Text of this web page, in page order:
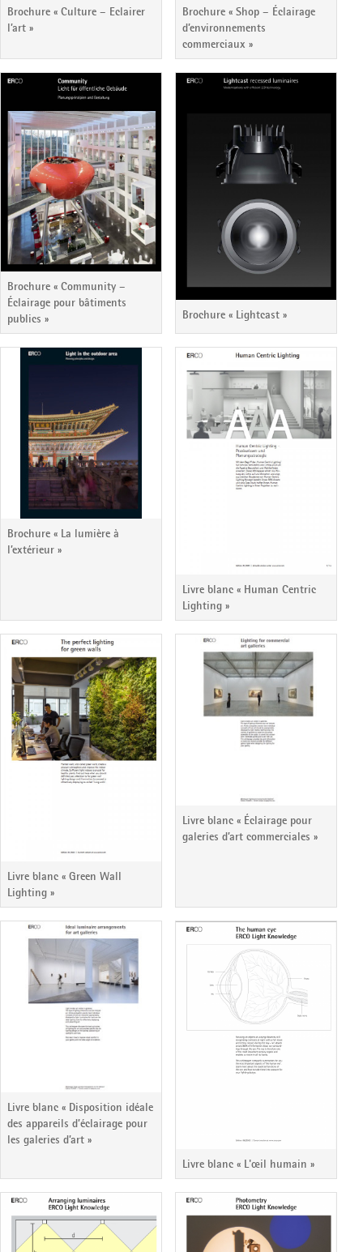
Brochure « Culture – Eclairer
l’art »
Brochure « Shop – Éclairage
d’environnements
commerciaux »
Brochure « Community –
Éclairage pour bâtiments
publics »
Brochure « Lightcast »
Brochure « La lumière à
l’extérieur »
Livre blanc « Human Centric
Lighting »
Livre blanc « Green Wall
Lighting »
Livre blanc « Éclairage pour
galeries d’art commerciales »
Livre blanc « Disposition idéale
des appareils d’éclairage pour
les galeries d’art »
Livre blanc « L'œil humain »